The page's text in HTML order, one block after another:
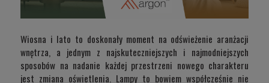
Wiosna i lato to doskonały moment na odświeżenie aranżacji
wnętrza, a jednym z najskuteczniejszych i najmodniejszych
sposobów na nadanie każdej przestrzeni nowego charakteru
jest zmiana oświetlenia. Lampy to bowiem współcześnie nie